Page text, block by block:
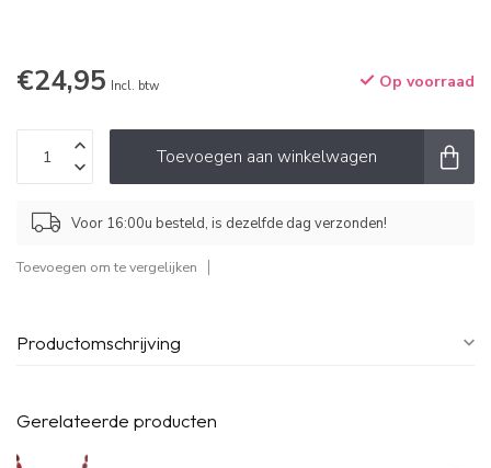
€24,95 Incl. btw Op voorraad
Toevoegen aan winkelwagen
Voor 16:00u besteld, is dezelfde dag verzonden!
Toevoegen om te vergelijken
Productomschrijving
Gerelateerde producten